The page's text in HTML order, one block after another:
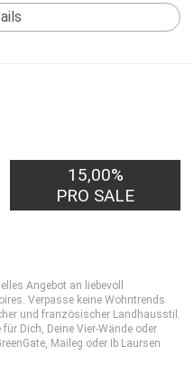
15,00%
PRO SALE
Angebot an liebevoll
Verpasse keine Wohntrends
und französischer Landhausstil.
Dich, Deine Vier-Wände oder
Maileg oder Ib Laursen